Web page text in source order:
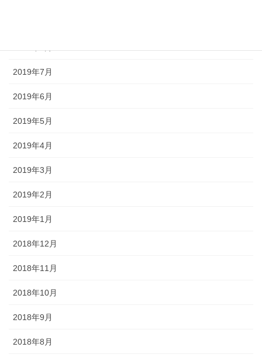
2019年7月
2019年6月
2019年5月
2019年4月
2019年3月
2019年2月
2019年1月
2018年12月
2018年11月
2018年10月
2018年9月
2018年8月